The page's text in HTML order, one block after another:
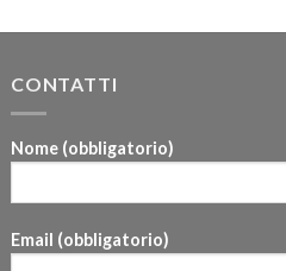
CONTATTI
Nome (obbligatorio)
Email (obbligatorio)